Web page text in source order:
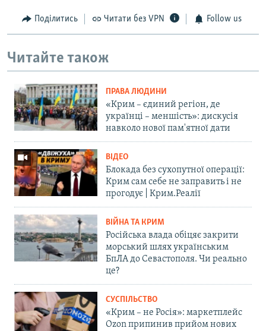
Поділитись Читати без VPN Follow us
Читайте також
ПРАВА ЛЮДИНИ
«Крим – єдиний регіон, де
українці – меншість»: дискусія
навколо нової пам'ятної дати
ВІДЕО
Блокада без сухопутної операції:
Крим сам себе не заправить і не
прогодує | Крим.Реалії
ВІЙНА ТА КРИМ
Російська влада обіцяє закрити
морський шлях українським
БпЛА до Севастополя. Чи реально
це?
СУСПІЛЬСТВО
«Крим – не Росія»: маркетплейс
Ozon припинив прийом нових